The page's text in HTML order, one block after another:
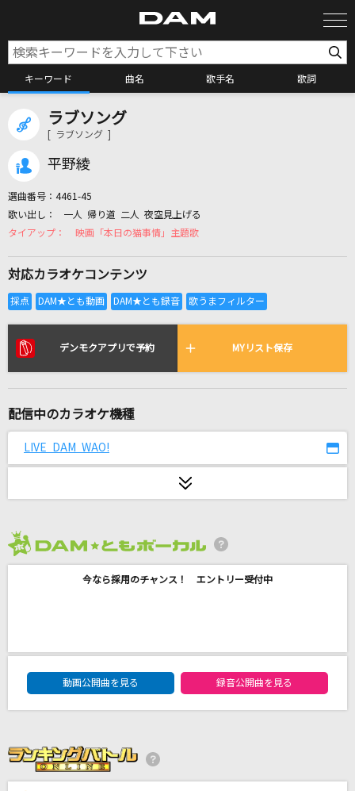
キーワード 曲名 歌手名 歌詞
カラオケリクエスト
リアルタイムで歌われている曲の一覧
[生音]桜
世界が終るまでは…
WANDS
タイム!
ランディ&ゼフェル&マルセル(林延年・岩田光央・結城比呂)
GARNiDELiA
[生音]しるし
ラブソング
[ ラブソング ]
平野綾
選曲番号： 4461-45
一人 帰り道 二人 夜空見上げる
映画「本日の猫事情」主題歌
対応カラオケコンテンツ
デンモクアプリで予約 MYリスト保存
配信中のカラオケ機種
LIVE DAM WAO!
今なら採用のチャンス！ エントリー受付中
DAM★ともボーカルエントリーランキング
動画公開曲を見る
録音公開曲を見る